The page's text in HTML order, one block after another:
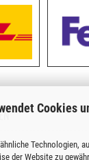
Cookies
Technologien,
der Website zu